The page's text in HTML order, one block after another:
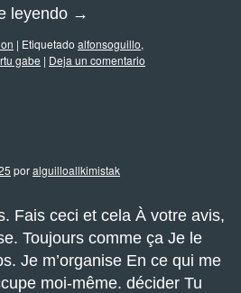
leyendo →
| Etiquetado alfonsoguillo,
gabe | Deja un comentario
poralguilloallkimistak
Fais ceci et cela À votre avis,
Toujours comme ça Je le
Je m’organise En ce qui me
moi-même. décider Tu